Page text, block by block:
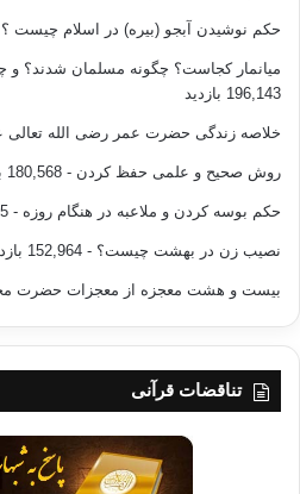
حکم نوشیدن آبجو (بیره) در اسلام چیست ؟
میانمار کجاست؟ چگونه مسلمان شدند؟ و
196,143 بازدید
خلاصه زندگی حضرت عمر رضی الله تعالی
روش صحیح و علمی حفظ کردن - 180,568 بازدید
حکم بوسه کردن و ملاعبه در هنگام روزه - 173,615 بازدید
نصیب زن در بهشت چیست؟ - 152,964 بازدید
بیست و هشت معجزه از معجزات حضرت
تناقضات قرآنی